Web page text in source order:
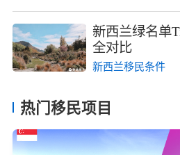
新西兰绿名单
全对比
新西兰移民条件
热门移民项目